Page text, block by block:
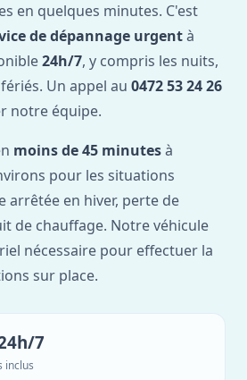
en quelques minutes. C'est
de dépannage urgentà
24h/7, y compris les nuits,
Un appel au 0472 53 24 26
notre équipe.
moins de 45 minutesà
pour les situations
arrêtée en hiver, perte de
de chauffage. Notre véhicule
nécessaire pour effectuer la
sur place.
7
inclus